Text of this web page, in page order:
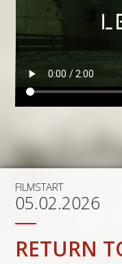
FILMSTART
05.02.2026
RETURN